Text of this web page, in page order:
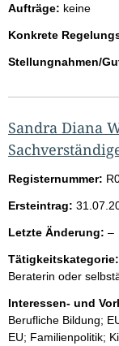
Aufträge: keine
Konkrete
Stellungnahmen/
Sandra Diana
Registernummer:
Ersteintrag:
Letzte Änderung: –l
e
r
Tätigkeitskategorie:
Beraterin oder
Interessen- und
Berufliche Bildung;
EU; Familienpolitik;